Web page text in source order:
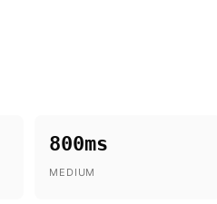
800ms
MEDIUM